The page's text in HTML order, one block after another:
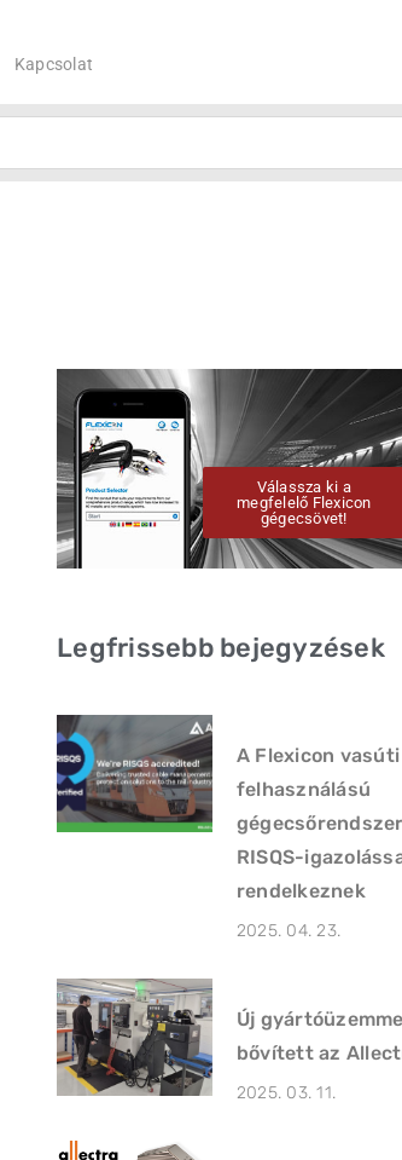
Kapcsolat
Válassza ki a
megfelelő Flexicon
gégecsövet!
Legfrissebb bejegyzések
A Flexicon vasúti
felhasználású
RISQS-
rendelkeznek
2025. 04. 23.
Új
bővített az
2025. 03. 11.